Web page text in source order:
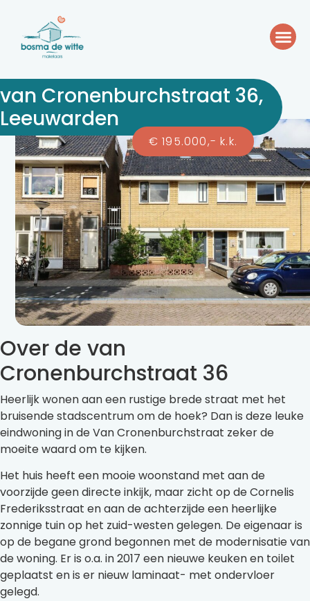
van Cronenburchstraat 36,
Leeuwarden
Over de van
Cronenburchstraat 36
Heerlijk wonen aan een rustige brede straat met het
bruisende stadscentrum om de hoek? Dan is deze leuke
eindwoning in de Van Cronenburchstraat zeker de
moeite waard om te kijken.
Het huis heeft een mooie woonstand met aan de
voorzijde geen directe inkijk, maar zicht op de Cornelis
Frederiksstraat en aan de achterzijde een heerlijke
zonnige tuin op het zuid-westen gelegen. De eigenaar is
op de begane grond begonnen met de modernisatie van
de woning. Er is o.a. in 2017 een nieuwe keuken en toilet
geplaatst en is er nieuw laminaat- met ondervloer
gelegd.